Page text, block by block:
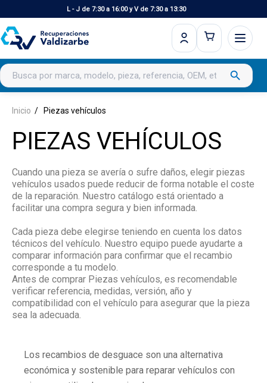
L - J de 7:30 a 16:00 y V de 7:30 a 13:30
Buscar productos search
Inicio Piezas vehículos
PIEZAS VEHÍCULOS
Cuando una pieza se avería o sufre daños, elegir piezas
vehículos usados puede reducir de forma notable el coste
de la reparación. Nuestro catálogo está orientado a
facilitar una compra segura y bien informada.
Cada pieza debe elegirse teniendo en cuenta los datos
técnicos del vehículo. Nuestro equipo puede ayudarte a
comparar información para confirmar que el recambio
corresponde a tu modelo.
Antes de comprar Piezas vehículos, es recomendable
verificar referencia, medidas, versión, año y
compatibilidad con el vehículo para asegurar que la pieza
sea la adecuada.
Los recambios de desguace son una alternativa
económica y sostenible para reparar vehículos con